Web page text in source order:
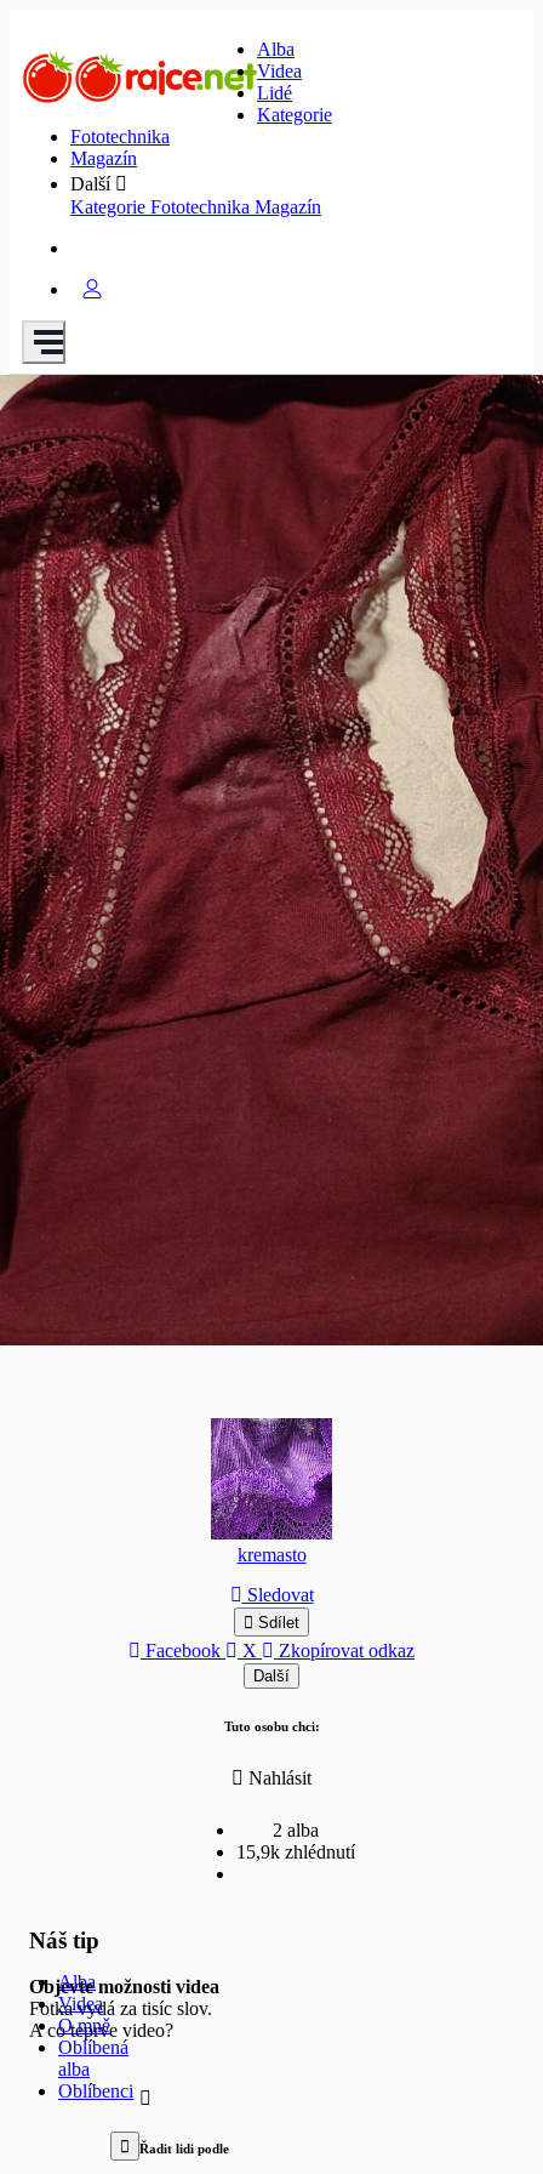
Alba
Videa
Lidé
Kategorie
Fototechnika
Magazín
Další
Kategorie Fototechnika Magazín
kremasto
Sledovat
Sdílet
Facebook X Zkopírovat odkaz
Další
Tuto osobu chci:
Nahlásit
2 alba
15,9k zhlédnutí
Náš tip
Objevte možnosti videa
Fotka vydá za tisíc slov.
A co teprve video?
Alba
Videa
O mně
Oblíbená
alba
Oblíbenci
Řadit lidi podle